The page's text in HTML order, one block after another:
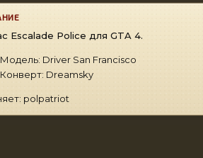
Escalade Police для GTA 4.
Модель: Driver San Francisco
Конверт: Dreamsky
polpatriot